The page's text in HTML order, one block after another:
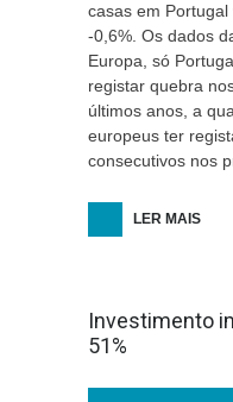
casas em
-0,6%. Os dados
Europa, só
registar quebra
últimos anos, a
europeus ter
consecutivos nos
LER MAIS
Investimento
51%